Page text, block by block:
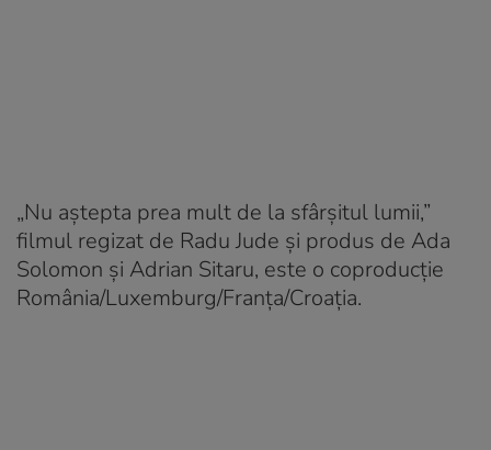
„Nu aștepta prea mult de la sfârșitul lumii,”
filmul regizat de Radu Jude și produs de Ada
Solomon și Adrian Sitaru, este o coproducție
România/Luxemburg/Franța/Croația.